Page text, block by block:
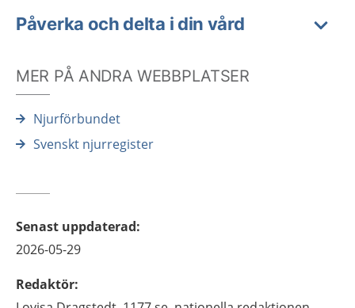
Påverka och delta i din vård
MER PÅ ANDRA WEBBPLATSER
Njurförbundet
Svenskt njurregister
Senast uppdaterad:
2026-05-29
Redaktör: